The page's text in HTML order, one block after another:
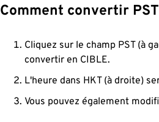
Comment convertir
Cliquez sur le champ PST (à
convertir en CIBLE.
L'heure dans HKT (à droite)
Vous pouvez également